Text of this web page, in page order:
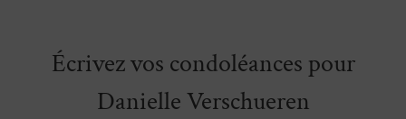
Écrivez vos condoléances pour
Danielle Verschueren